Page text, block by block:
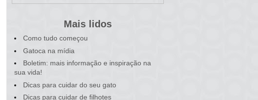
Mais lidos
Como tudo começou
Gatoca na mídia
Boletim: mais informação e inspiração na
sua vida!
Dicas para cuidar do seu gato
Dicas para cuidar de filhotes